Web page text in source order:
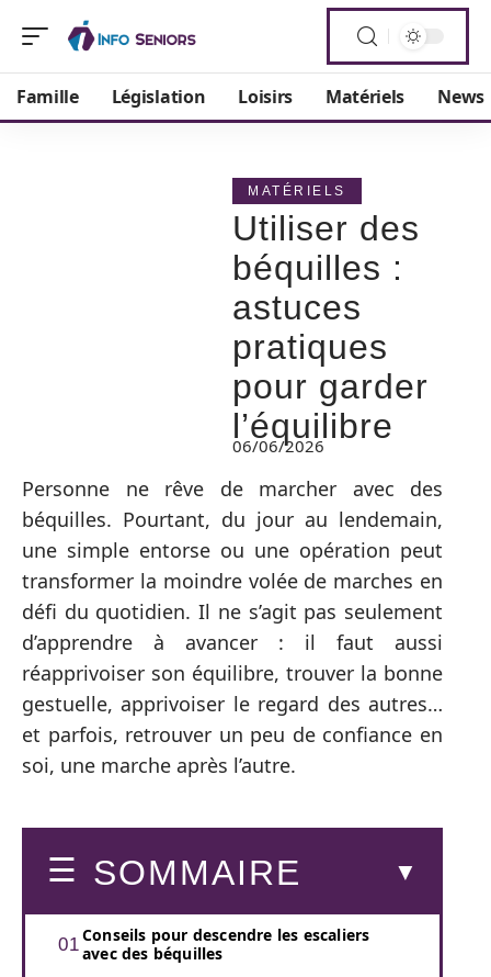
Famille Législation Loisirs Matériels News
MATÉRIELS
Utiliser des
béquilles :
astuces
pratiques
pour garder
l’équilibre
06/06/2026
Personne ne rêve de marcher avec des
béquilles. Pourtant, du jour au lendemain,
une simple entorse ou une opération peut
transformer la moindre volée de marches en
défi du quotidien. Il ne s’agit pas seulement
d’apprendre à avancer : il faut aussi
réapprivoiser son équilibre, trouver la bonne
gestuelle, apprivoiser le regard des autres…
et parfois, retrouver un peu de confiance en
soi, une marche après l’autre.
SOMMAIRE
Conseils pour descendre les escaliers
avec des béquilles